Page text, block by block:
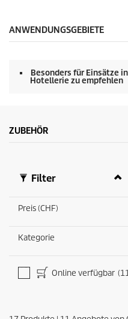
ANWENDUNGSGEBIETE
Besonders für Einsätze
Hotellerie zu empfehlen
ZUBEHÖR
Filter
Preis (CHF)
Kategorie
Online verfügbar